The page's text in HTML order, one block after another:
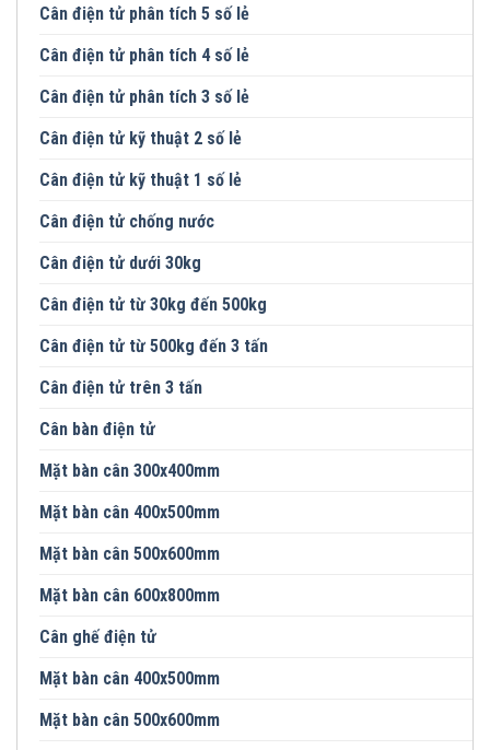
Cân điện tử phân tích 5 số lẻ
Cân điện tử phân tích 4 số lẻ
Cân điện tử phân tích 3 số lẻ
Cân điện tử kỹ thuật 2 số lẻ
Cân điện tử kỹ thuật 1 số lẻ
Cân điện tử chống nước
Cân điện tử dưới 30kg
Cân điện tử từ 30kg đến 500kg
Cân điện tử từ 500kg đến 3 tấn
Cân điện tử trên 3 tấn
Cân bàn điện tử
Mặt bàn cân 300x400mm
Mặt bàn cân 400x500mm
Mặt bàn cân 500x600mm
Mặt bàn cân 600x800mm
Cân ghế điện tử
Mặt bàn cân 400x500mm
Mặt bàn cân 500x600mm